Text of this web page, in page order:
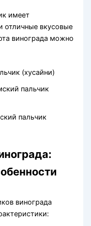
имеет
отличные вкусовые
винограда можно
(хусайни)
пальчик
пальчик
винограда